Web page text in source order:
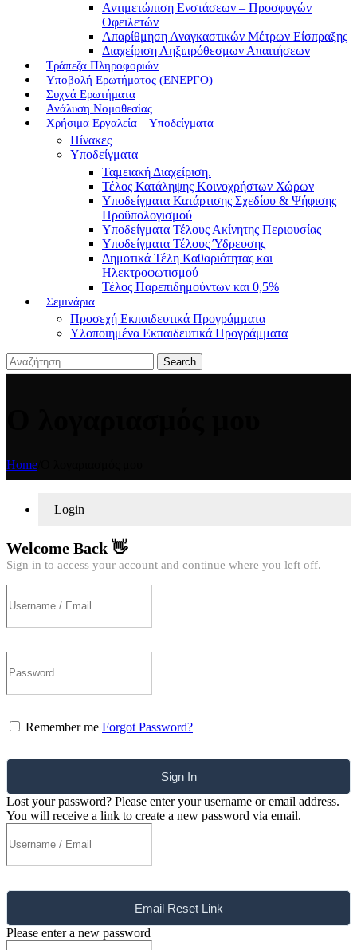
Αντιμετώπιση Ενστάσεων – Προσφυγών
Οφειλετών
Απαρίθμηση Αναγκαστικών Μέτρων Είσπραξης
Διαχείριση Ληξιπρόθεσμων Απαιτήσεων
Τράπεζα Πληροφοριών
Υποβολή Ερωτήματος (ΕΝΕΡΓΟ)
Συχνά Ερωτήματα
Ανάλυση Νομοθεσίας
Χρήσιμα Εργαλεία – Υποδείγματα
Πίνακες
Υποδείγματα
Ταμειακή Διαχείριση.
Τέλος Κατάληψης Κοινοχρήστων Χώρων
Υποδείγματα Κατάρτισης Σχεδίου & Ψήφισης
Προϋπολογισμού
Υποδείγματα Τέλους Ακίνητης Περιουσίας
Υποδείγματα Τέλους Ύδρευσης
Δημοτικά Τέλη Καθαριότητας και
Ηλεκτροφωτισμού
Τέλος Παρεπιδημούντων και 0,5%
Σεμινάρια
Προσεχή Εκπαιδευτικά Προγράμματα
Υλοποιημένα Εκπαιδευτικά Προγράμματα
Search
Home
Login
Welcome Back 👋
Sign in to access your account and continue where you left off.
Remember me Forgot Password?
Sign In
Lost your password? Please enter your username or email address.
You will receive a link to create a new password via email.
Email Reset Link
Please enter a new password